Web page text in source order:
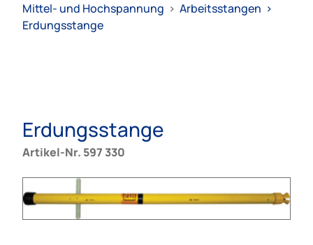
Mittel- und Hochspannung > Arbeitsstangen >
Erdungsstange
Erdungsstange
Artikel-Nr. 597 330